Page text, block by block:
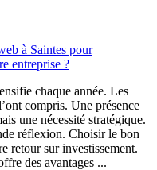
chaque année. Les
compris. Une présence
une nécessité stratégique.
réflexion. Choisir le bon
retour sur investissement.
des avantages ...